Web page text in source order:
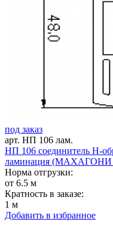
под заказ
арт. НП 106 лам.
НП 106 соединитель Н-
ламинация (МАХАГОНИ
Норма отгрузки:
от 6.5 м
Кратность в заказе:
1 м
Добавить в избранное